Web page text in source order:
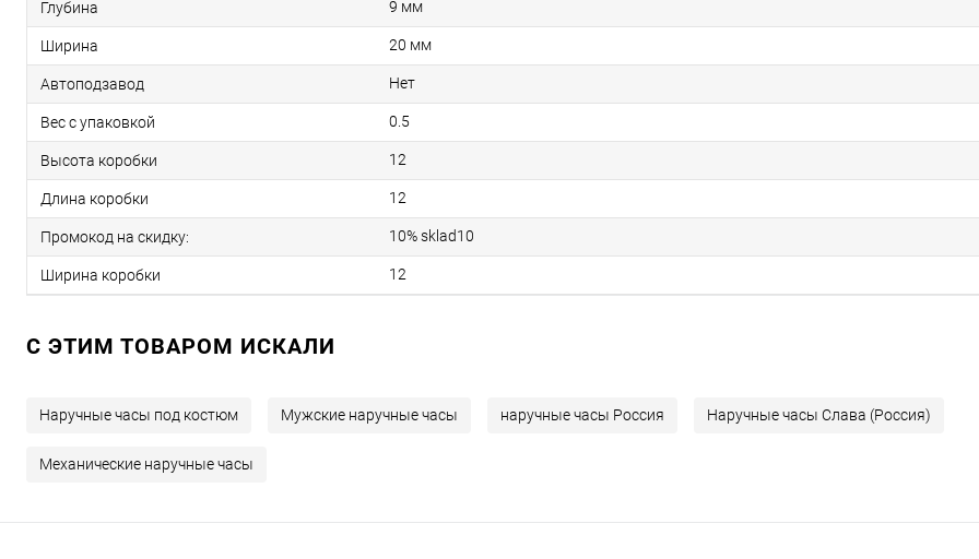
Глубина 9 мм
Ширина 20 мм
Автоподзавод Нет
Вес с упаковкой 0.5
Высота коробки 12
Длина коробки 12
Промокод на скидку: 10% sklad10
Ширина коробки 12
C ЭТИМ ТОВАРОМ ИСКАЛИ
Наручные часы под костюм Мужские наручные часы наручные часы Россия Наручные часы Слава (Россия)
Механические наручные часы